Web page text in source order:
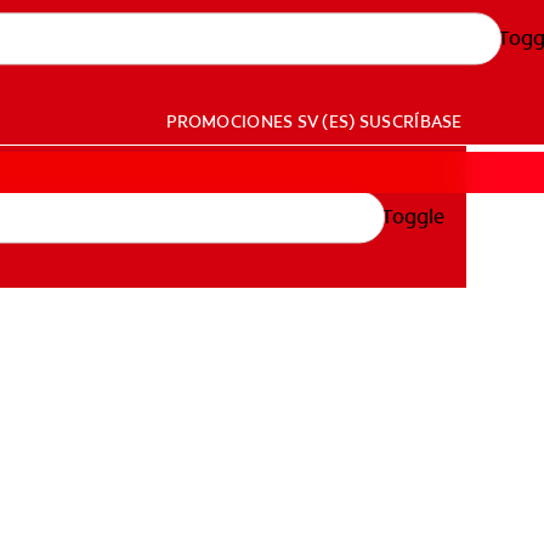
PROMOCIONES SV (ES) SUSCRÍBASE
Toggle